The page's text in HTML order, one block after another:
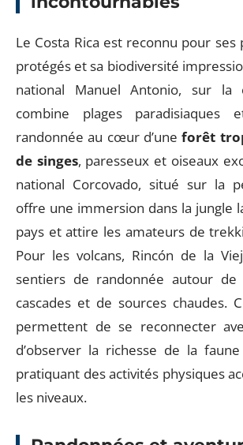
Le Costa Rica est reconnu pour ses
protégés et sa biodiversité
national Manuel Antonio, sur la
combine plages paradisiaques
randonnée au cœur d’uneforêt
de singes, paresseux et oiseaux
national Corcovado, situé sur la
offre une immersion dans la jungle
pays et attire les amateurs de
Pour les volcans, Rincón de la
sentiers de randonnée autour de
cascades et de sources chaudes.
permettent de se reconnecter
d’observer la richesse de la
pratiquant des activités physiques
les niveaux.